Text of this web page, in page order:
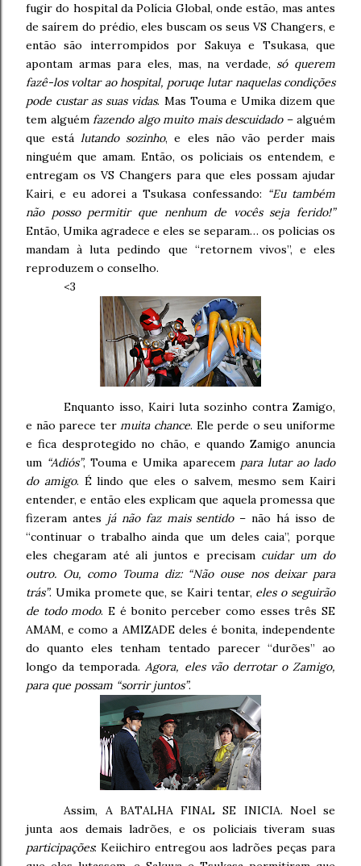
fugir do hospital da Polícia Global, onde estão, mas antes
de saírem do prédio, eles buscam os seus VS Changers, e
então são interrompidos por Sakuya e Tsukasa, que
apontam armas para eles, mas, na verdade, só querem
fazê-los voltar ao hospital, poruqe lutar naquelas condições
pode custar as suas vidas. Mas Touma e Umika dizem que
tem alguém fazendo algo muito mais descuidado– alguém
que estálutando sozinho, e eles não vão perder mais
ninguém que amam. Então, os policiais os entendem, e
entregam os VS Changers para que eles possam ajudar
Kairi, e eu adorei a Tsukasa confessando: “Eu também
não posso permitir que nenhum de vocês seja ferido!”
Então, Umika agradece e eles se separam… os policias os
mandam à luta pedindo que “retornem vivos”, e eles
reproduzem o conselho.
<3
Enquanto isso, Kairi luta sozinho contra Zamigo,
e não parece termuita chance. Ele perde o seu uniforme
e fica desprotegido no chão, e quando Zamigo anuncia
um “Adiós”, Touma e Umika aparecem para lutar ao lado
do amigo. É lindo que eles o salvem, mesmo sem Kairi
entender, e então eles explicam que aquela promessa que
fizeram antes já não faz mais sentido– não há isso de
“continuar o trabalho ainda que um deles caia”, porque
eles chegaram até ali juntos e precisam cuidar um do
outro. Ou, como Touma diz: “Não ouse nos deixar para
trás”. Umika promete que, se Kairi tentar, eles o seguirão
de todo modo. E é bonito perceber como esses três SE
AMAM, e como a AMIZADE deles é bonita, independente
do quanto eles tenham tentado parecer “durões” ao
longo da temporada.Agora, eles vão derrotar o Zamigo,
para que possam “sorrir juntos”.
Assim, A BATALHA FINAL SE INICIA. Noel se
junta aos demais ladrões, e os policiais tiveram suas
participações: Keiichiro entregou aos ladrões peças para